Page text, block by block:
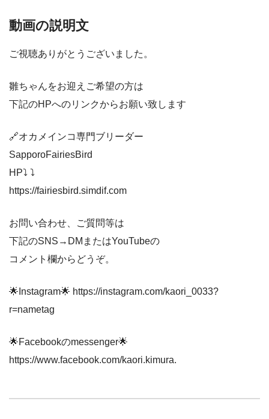
動画の説明文
ご視聴ありがとうございました。
雛ちゃんをお迎えご希望の方は
下記のHPへのリンクからお願い致します
🔗オカメインコ専門ブリーダー
SapporoFairiesBird
HP⤵︎ ⤵︎
https://fairiesbird.simdif.com
お問い合わせ、ご質問等は
下記のSNS→DMまたはYouTubeの
コメント欄からどうぞ。
🌟Instagram🌟 https://instagram.com/kaori_0033?
r=nametag
🌟Facebookのmessenger🌟
https://www.facebook.com/kaori.kimura.